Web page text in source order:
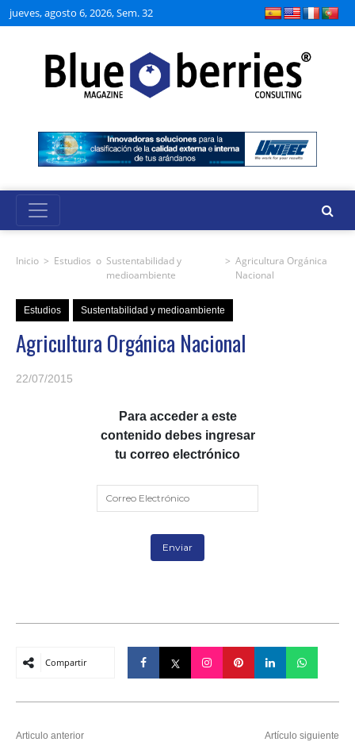
jueves, agosto 6, 2026, Sem. 32
Inicio > Estudios o Sustentabilidad y
medioambiente
>Agricultura Orgánica
Nacional
Estudios Sustentabilidad y medioambiente
Agricultura Orgánica Nacional
22/07/2015
Para acceder a este
contenido debes ingresar
tu correo electrónico
Compartir
Articulo anterior Artículo siguiente